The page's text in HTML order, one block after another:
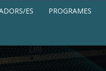
ES PROGRAMES